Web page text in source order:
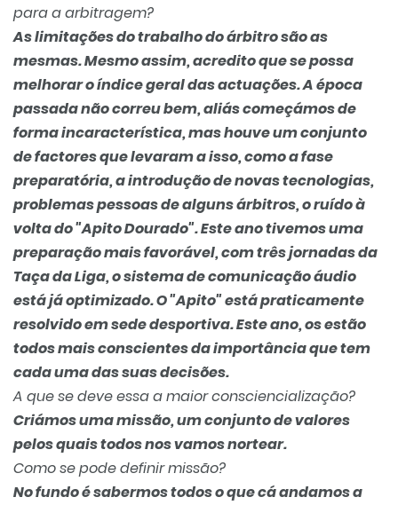
para a arbitragem?
As limitações do trabalho do árbitro são as
mesmas. Mesmo assim, acredito que se possa
melhorar o índice geral das actuações. A época
passada não correu bem, aliás começámos de
formaincaracterística, mas houve um conjunto
de factores que levaram a isso, como a fase
preparatória, a introdução de novas tecnologias,
problemas pessoas de alguns árbitros, o ruído à
volta do "Apito Dourado". Este ano tivemos uma
preparação mais favorável, com três jornadas da
Taça da Liga, o sistema de comunicaçãoáudio
está já optimizado. O "Apito" está praticamente
resolvido em sede desportiva. Este ano, os estão
todos mais conscientes da importância que tem
cada uma das suas decisões.
A que se deve essa a maior consciencialização?
Criámos uma missão, um conjunto de valores
pelos quais todos nos vamos nortear.
Como se pode definir missão?
No fundo é sabermos todos o que cá andamos a